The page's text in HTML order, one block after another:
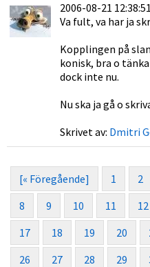
2006-08-21 12:38:51
Va fult, va har ja
Kopplingen på
konisk, bra o
dock inte nu.
Nu ska ja gå o
Skrivet av: Dmitri
[« Föregående] 1 2
8
9 10 11 12
17
18 19 20
26
27 28 29